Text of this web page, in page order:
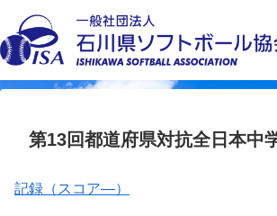
第13回都道府県対抗全日本中
記録（スコア―）